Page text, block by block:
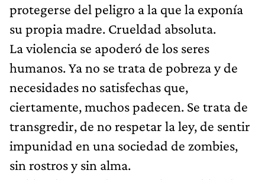
protegerse del peligro a la que la exponía
su propia madre. Crueldad absoluta.
La violencia se apoderó de los seres
humanos. Ya no se trata de pobreza y de
necesidades no satisfechas que,
ciertamente, muchos padecen. Se trata de
transgredir, de no respetar la ley, de sentir
impunidad en una sociedad de zombies,
sin rostros y sin alma.